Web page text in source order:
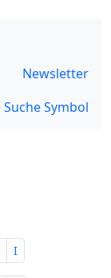
Newsletter
I